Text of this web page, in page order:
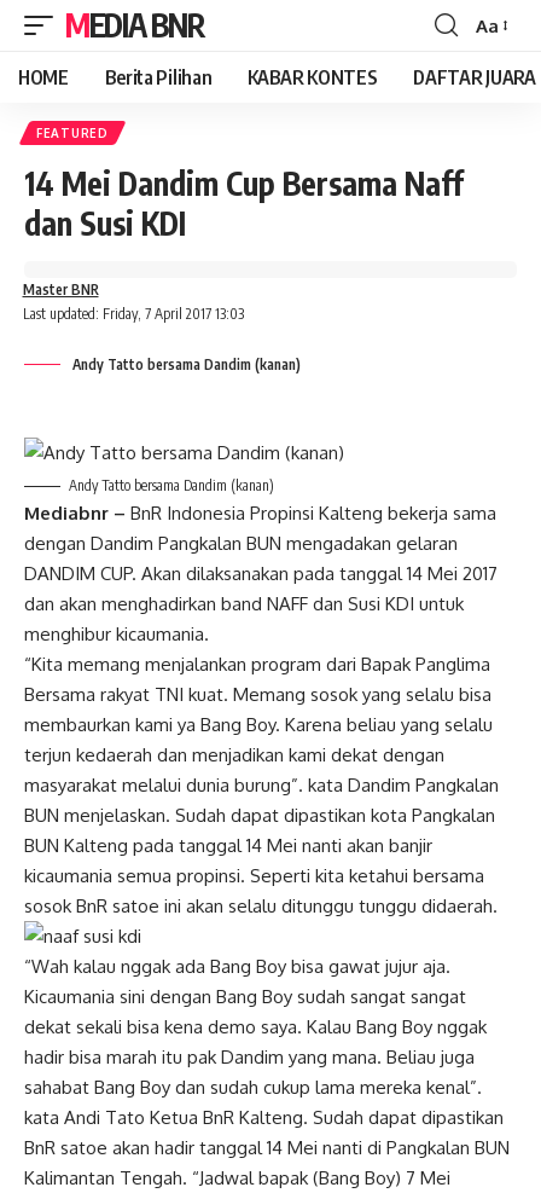
MEDIA BNR
Font
Resizer
Aa
HOME Berita Pilihan KABAR KONTES DAFTAR JUARA
FEATURED
14 Mei Dandim Cup Bersama Naff
dan Susi KDI
Last updated: Friday, 7 April 2017 13:03
Master BNR
Andy Tatto bersama Dandim (kanan)
Andy Tatto bersama Dandim (kanan)
Mediabnr – BnR Indonesia Propinsi Kalteng bekerja sama
dengan Dandim Pangkalan BUN mengadakan gelaran
DANDIM CUP. Akan dilaksanakan pada tanggal 14 Mei 2017
dan akan menghadirkan band NAFF dan Susi KDI untuk
menghibur kicaumania.
“Kita memang menjalankan program dari Bapak Panglima
Bersama rakyat TNI kuat. Memang sosok yang selalu bisa
membaurkan kami ya Bang Boy. Karena beliau yang selalu
terjun kedaerah dan menjadikan kami dekat dengan
masyarakat melalui dunia burung”. kata Dandim Pangkalan
BUN menjelaskan. Sudah dapat dipastikan kota Pangkalan
BUN Kalteng pada tanggal 14 Mei nanti akan banjir
kicaumania semua propinsi. Seperti kita ketahui bersama
sosok BnR satoe ini akan selalu ditunggu tunggu didaerah.
“Wah kalau nggak ada Bang Boy bisa gawat jujur aja.
Kicaumania sini dengan Bang Boy sudah sangat sangat
dekat sekali bisa kena demo saya. Kalau Bang Boy nggak
hadir bisa marah itu pak Dandim yang mana. Beliau juga
sahabat Bang Boy dan sudah cukup lama mereka kenal”.
kata Andi Tato Ketua BnR Kalteng. Sudah dapat dipastikan
BnR satoe akan hadir tanggal 14 Mei nanti di Pangkalan BUN
Kalimantan Tengah. “Jadwal bapak (Bang Boy) 7 Mei